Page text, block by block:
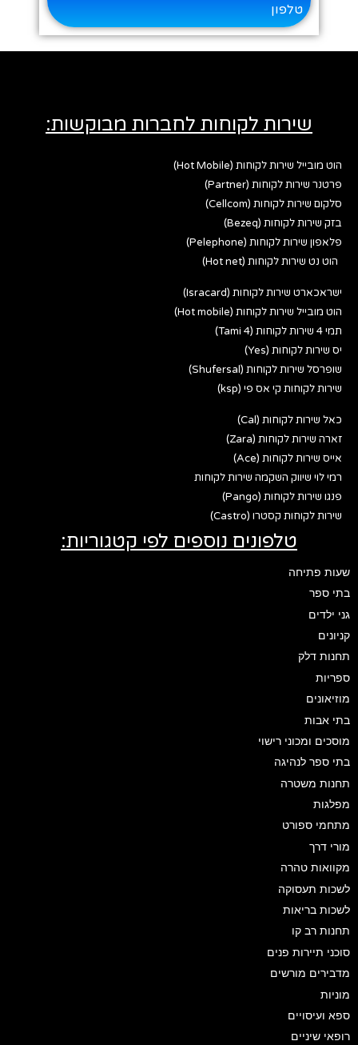
טלפון
שירות לקוחות לחברות מבוקשות:
הוט מובייל שירות לקוחות (Hot Mobile)
פרטנר שירות לקוחות (Partner)
סלקום שירות לקוחות (Cellcom)
בזק שירות לקוחות (Bezeq)
פלאפון שירות לקוחות (Pelephone)
הוט נט שירות לקוחות (Hot net)
ישראכארט שירות לקוחות (Isracard)
הוט מובייל שירות לקוחות (Hot mobile)
תמי 4 שירות לקוחות (Tami 4)
יס שירות לקוחות (Yes)
שופרסל שירות לקוחות (Shufersal)
שירות לקוחות קי אס פי (ksp)
כאל שירות לקוחות (Cal)
זארה שירות לקוחות (Zara)
אייס שירות לקוחות (Ace)
רמי לוי שיווק השקמה שירות לקוחות
פנגו שירות לקוחות (Pango)
שירות לקוחות קסטרו (Castro)
טלפונים נוספים לפי קטגוריות:
שעות פתיחה
בתי ספר
גני ילדים
קניונים
תחנות דלק
ספריות
מוזיאונים
בתי אבות
מוסכים ומכוני רישוי
בתי ספר לנהיגה
תחנות משטרה
מפלגות
מתחמי ספורט
מורי דרך
מקוואות טהרה
לשכות תעסוקה
לשכות בריאות
תחנות רב קו
סוכני תיירות פנים
מדבירים מורשים
מוניות
ספא ועיסויים
רופאי שיניים